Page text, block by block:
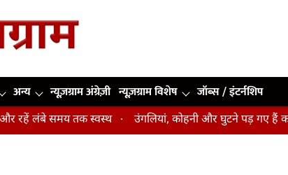
अन्य न्यूज़ग्राम अंग्रेज़ी न्यूज़ग्राम विशेष जॉब्स / इंटर्नशिप
तक स्वस्थ उंगलियां, कोहनी और घुटने पड़ गए हैं काले तो न